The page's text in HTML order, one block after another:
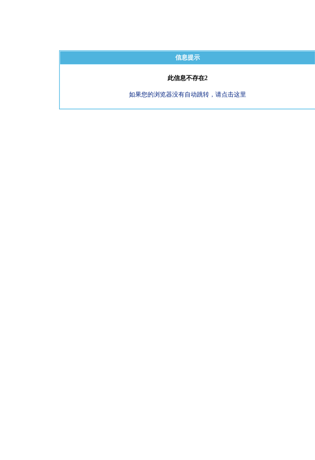
信息提示
此信息不存在2
如果您的浏览器没有自动跳转，请点击这里